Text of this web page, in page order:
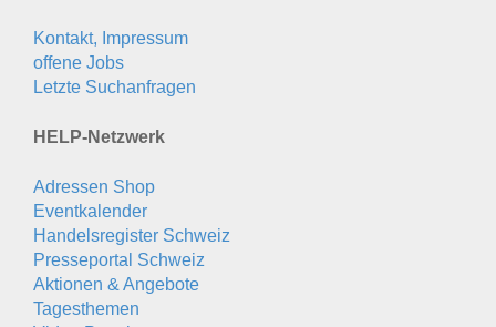
Kontakt, Impressum
offene Jobs
Letzte Suchanfragen
HELP-Netzwerk
Adressen Shop
Eventkalender
Handelsregister Schweiz
Presseportal Schweiz
Aktionen & Angebote
Tagesthemen